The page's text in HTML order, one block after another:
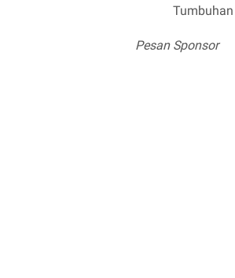
Pesan Sponsor